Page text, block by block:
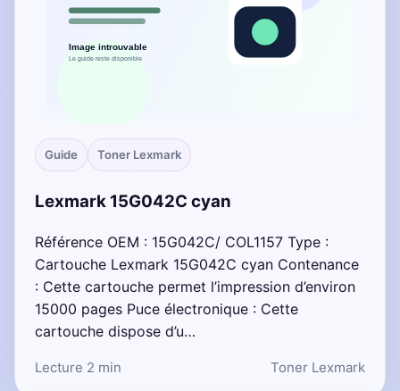
Guide Toner Lexmark
Lexmark 15G042C cyan
Référence OEM : 15G042C/ COL1157 Type :
Cartouche Lexmark 15G042C cyan Contenance
: Cette cartouche permet l’impression d’environ
15000 pages Puce électronique : Cette
cartouche dispose d’u…
Lecture 2 min Toner Lexmark